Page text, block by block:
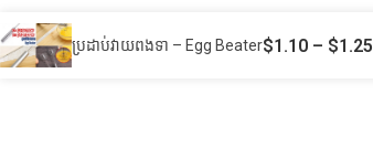
ប្រដាប់វាយពងទា – Egg Beater$1.10 – $1.25